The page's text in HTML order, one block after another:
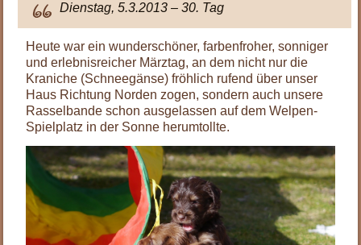
Dienstag, 5.3.2013 – 30. Tag
Heute war ein wunderschöner, farbenfroher, sonniger
und erlebnisreicher Märztag, an dem nicht nur die
Kraniche (Schneegänse) fröhlich rufend über unser
Haus Richtung Norden zogen, sondern auch unsere
Rasselbande schon ausgelassen auf dem Welpen-
Spielplatz in der Sonne herumtollte.